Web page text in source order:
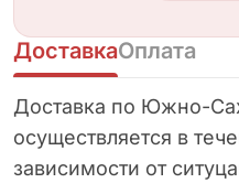
ДоставкаОплата
Доставка по Южно-
осуществляется в
зависимости от